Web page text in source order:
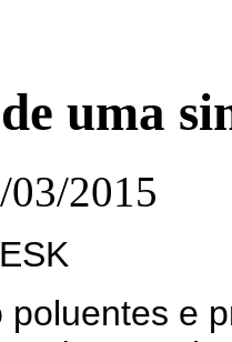
uma
03/2015
poluentes e